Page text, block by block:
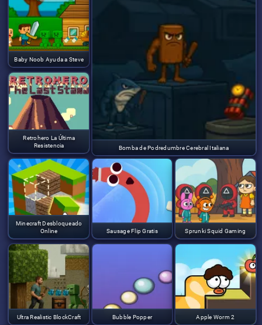
Baby Noob Ayuda a Steve
Bomba de Podredumbre Cerebral Italiana
Retrohero La Última
Resistencia
Minecraft Desbloqueado
Online
Sausage Flip Gratis Sprunki Squid Gaming
Ultra Realistic BlockCraft Bubble Popper Apple Worm 2